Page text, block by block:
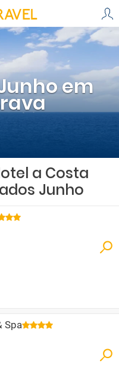
em
a Costa
Junho
Spa